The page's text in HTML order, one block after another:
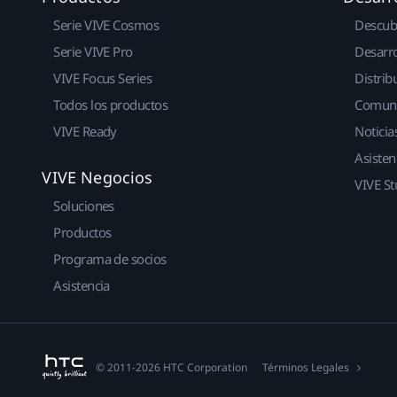
Serie VIVE Cosmos
Serie VIVE Pro
VIVE Focus Series
Todos los productos
VIVE Ready
VIVE Negocios
Soluciones
Productos
Programa de socios
Asistencia
VIVE
© 2011-2026 HTC Corporation Términos Legales